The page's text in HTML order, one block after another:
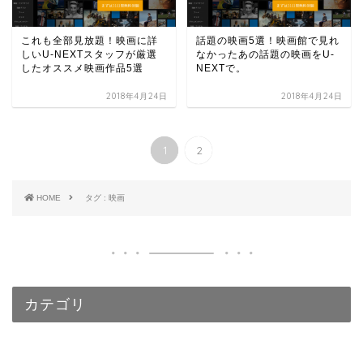
これも全部見放題！映画に詳
しいU-NEXTスタッフが厳選
したオススメ映画作品5選
2018年4月24日
話題の映画5選！映画館で見れ
なかったあの話題の映画をU-
NEXTで。
2018年4月24日
1 2
HOME タグ : 映画
カテゴリ